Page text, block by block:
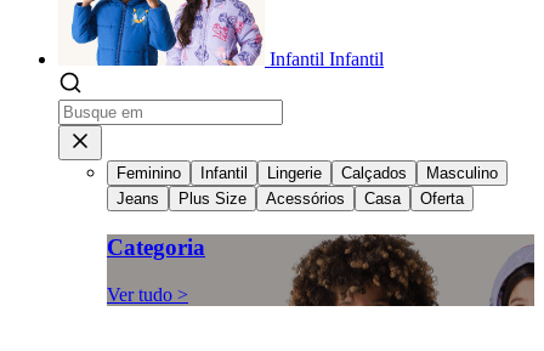
Infantil Infantil
Feminino Infantil Lingerie Calçados
Masculino
Jeans
Plus Size Acessórios Casa Oferta
Categoria
Ver tudo >